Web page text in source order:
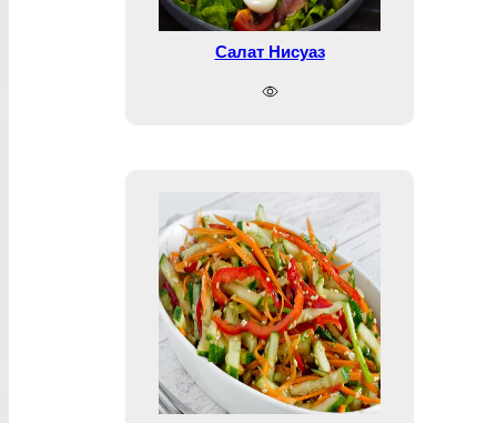
Салат Нисуаз